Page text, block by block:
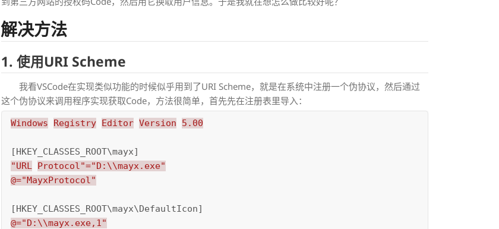
解决方法
1. 使用URI Scheme
我看VSCode在实现类似功能的时候似乎用到了URI Scheme，就是在系统中注册一个伪协议，然后通过
这个伪协议来调用程序实现获取Code，方法很简单，首先先在注册表里导入：
Windows Registry Editor Version 5.00
[HKEY_CLASSES_ROOT\mayx]
"URL Protocol"="D:\\mayx.exe"
@="MayxProtocol"
[HKEY_CLASSES_ROOT\mayx\DefaultIcon]
@="D:\\mayx.exe,1"